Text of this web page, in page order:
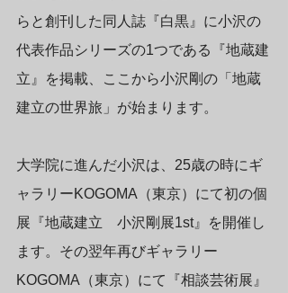
らと創刊した同人誌『白黒』に小沢の
代表作品シリーズの1つである『地蔵建
立』を掲載、ここから小沢剛の「地蔵
建立の世界旅」が始まります。
大学院に進んだ小沢は、25歳の時にギ
ャラリーKOGOMA（東京）にて初の個
展『地蔵建立　小沢剛展1st』を開催し
ます。その翌年再びギャラリー
KOGOMA（東京）にて『相談芸術展』